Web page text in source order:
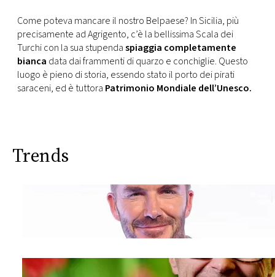
Come poteva mancare il nostro Belpaese? In Sicilia, più
precisamente ad Agrigento, c’è la bellissima Scala dei
Turchi con la sua stupendaspiaggia completamente
bianca data dai frammenti di quarzo e conchiglie. Questo
luogo è pieno di storia, essendo stato il porto dei pirati
saraceni, ed è tuttora Patrimonio Mondiale dell’Unesco.
Trends